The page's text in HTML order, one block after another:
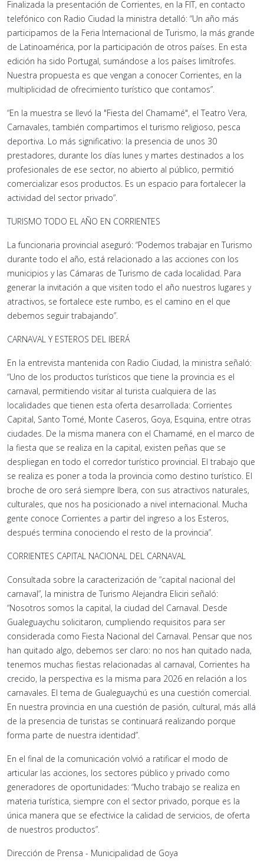
Finalizada la presentación de Corrientes, en la FIT, en contacto
telefónico con Radio Ciudad la ministra detalló: “Un año más
participamos de la Feria Internacional de Turismo, la más grande
de Latinoamérica, por la participación de otros países. En esta
edición ha sido Portugal, sumándose a los países limítrofes.
Nuestra propuesta es que vengan a conocer Corrientes, en la
multiplicidad de ofrecimiento turístico que contamos”.
“En la muestra se llevó la "Fiesta del Chamamé", el Teatro Vera,
Carnavales, también compartimos el turismo religioso, pesca
deportiva. Lo más significativo: la presencia de unos 30
prestadores, durante los días lunes y martes destinados a los
profesionales de ese sector, no abierto al público, permitió
comercializar esos productos. Es un espacio para fortalecer la
actividad del sector privado”.
TURISMO TODO EL AÑO EN CORRIENTES
La funcionaria provincial aseguró: “Podemos trabajar en Turismo
durante todo el año, está relacionado a las acciones con los
municipios y las Cámaras de Turismo de cada localidad. Para
generar la invitación a que visiten todo el año nuestros lugares y
atractivos, se fortalece este rumbo, es el camino en el que
debemos seguir trabajando”.
CARNAVAL Y ESTEROS DEL IBERÁ
En la entrevista mantenida con Radio Ciudad, la ministra señaló:
“Uno de los productos turísticos que tiene la provincia es el
carnaval, permitiendo visitar al turista cualquiera de las
localidades que tienen esta oferta desarrollada: Corrientes
Capital, Santo Tomé, Monte Caseros, Goya, Esquina, entre otras
ciudades. De la misma manera con el Chamamé, en el marco de
la fiesta que se realiza en la capital, existen peñas que se
despliegan en todo el corredor turístico provincial. El trabajo que
se realiza es poner a toda la provincia como destino turístico. El
broche de oro será siempre Ibera, con sus atractivos naturales,
culturales, que nos ha posicionado a nivel internacional. Mucha
gente conoce Corrientes a partir del ingreso a los Esteros,
después termina conociendo el resto de la provincia”.
CORRIENTES CAPITAL NACIONAL DEL CARNAVAL
Consultada sobre la caracterización de “capital nacional del
carnaval”, la ministra de Turismo Alejandra Eliciri señaló:
“Nosotros somos la capital, la ciudad del Carnaval. Desde
Gualeguaychu solicitaron, cumpliendo requisitos para ser
considerada como Fiesta Nacional del Carnaval. Pensar que nos
han quitado algo, debemos ser claro: no nos han quitado nada,
tenemos muchas fiestas relacionadas al carnaval, Corrientes ha
crecido, la perspectiva es la misma para 2026 en relación a los
carnavales. El tema de Gualeguaychú es una cuestión comercial.
En nuestra provincia en una cuestión de pasión, cultural, más allá
de la presencia de turistas se continuará realizando porque
forma parte de nuestra identidad”.
En el final de la comunicación volvió a ratificar el modo de
articular las acciones, los sectores público y privado como
generadores de oportunidades: “Mucho trabajo se realiza en
materia turística, siempre con el sector privado, porque es la
única manera que se efectivice la calidad de servicios, de oferta
de nuestros productos”.
Dirección de Prensa - Municipalidad de Goya